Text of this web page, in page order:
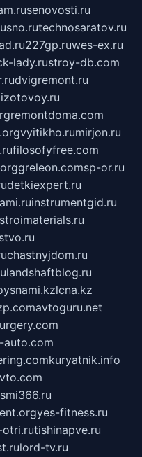
senovosti.ru
technosaratov.ru
227gp.ruwes-ex.ru
lady.rustroy-db.com
dvigremont.ru
remontdoma.com
vyitikho.rumirjon.ru
filosofyfree.com
greleon.comsp-or.ru
detkiexpert.ru
instrumentgid.ru
stroimaterials.ru
chastnyjdom.ru
landshaftblog.ru
lcna.kz
avtoguru.net
auto.com
kuryatnik.info
smi366.ru
yes-fitness.ru
tishinapve.ru
lord-tv.ru